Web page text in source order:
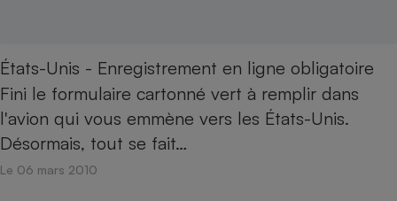
États-Unis - Enregistrement en ligne obligatoire
Fini le formulaire cartonné vert à remplir dans
l'avion qui vous emmène vers les États-Unis.
Désormais, tout se fait…
Le 06 mars 2010